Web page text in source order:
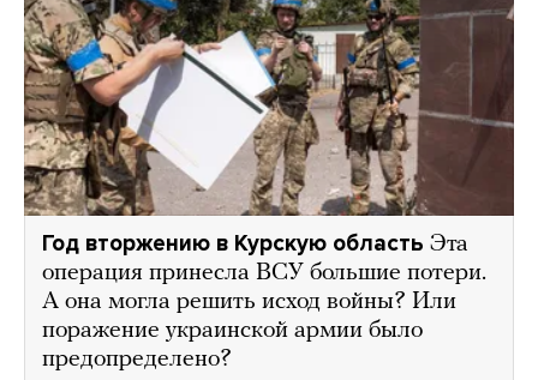
Год вторжению в Курскую область Эта
операция принесла ВСУ большие потери.
А она могла решить исход войны? Или
поражение украинской армии было
предопределено?